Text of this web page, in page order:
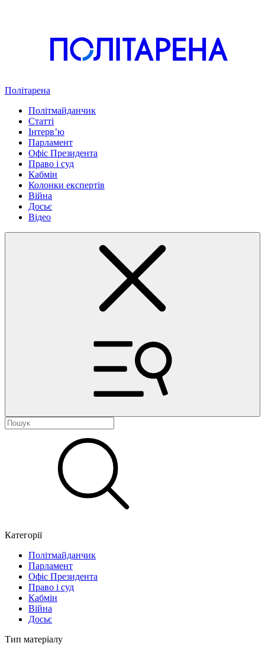
Політарена
Політмайданчик
Статті
Інтервʼю
Парламент
Офіс Президента
Право і суд
Кабмін
Колонки експертів
Війна
Досьє
Відео
Категорії
Політмайданчик
Парламент
Офіс Президента
Право і суд
Кабмін
Війна
Досьє
Тип матеріалу